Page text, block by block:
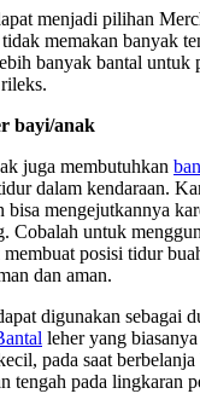
menjadi pilihan
memakan banyak
banyak bantal untuk
bayi/anak
juga membutuhkan
dalam kendaraan.
bisa mengejutkannya
Cobalah untuk
posisi tidur
dan aman.
digunakan sebagai
leher yang
pada saat
tengah pada lingkaran